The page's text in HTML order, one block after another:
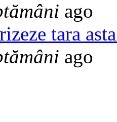
ago
tara
ago